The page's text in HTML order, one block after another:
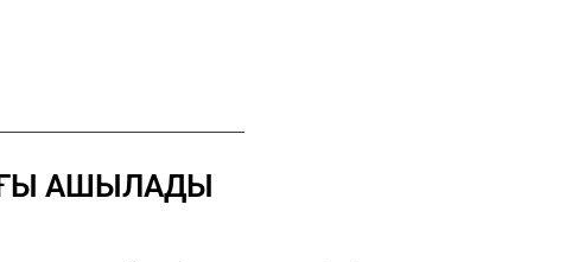
АШЫЛАДЫ